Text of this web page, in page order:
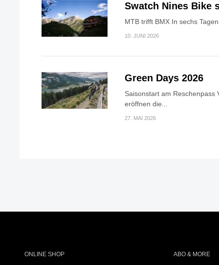
Swatch Nines Bike
MTB trifft BMX In sechs
10. JUNI 2026
Green Days 2026
Saisonstart am Reschenpass
eröffnen die...
27. MAI 2026
ONLINE SHOP ABO & MORE